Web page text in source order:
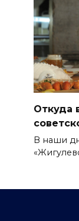
Откуда
В наши